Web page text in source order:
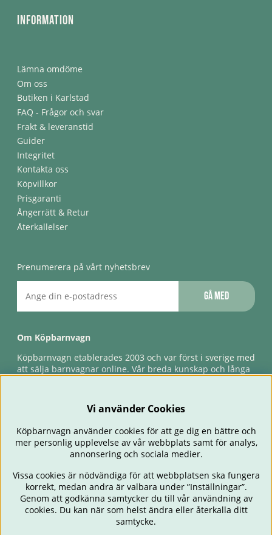
Information
Lämna omdöme
Om oss
Butiken i Karlstad
FAQ - Frågor och svar
Frakt & leveranstid
Guider
Integritet
Kontakta oss
Köpvillkor
Prisgaranti
Ångerrätt & Retur
Återkallelser
Prenumerera på vårt nyhetsbrev
Gå med
Om Köpbarnvagn
Köpbarnvagn etablerades 2003 och var först i sverige med
att sälja barnvagnar online. Vår breda kunskap och långa
förlossningsgaranti & förlängd ångerrätt.
BARNVAGNAR BILSTOLAR BABY ÄTA & MATA
RESA
Vi använder Cookies
Köpbarnvagn använder cookies för att ge dig en bättre och
mer personlig upplevelse av vår webbplats samt för analys,
annonsering och sociala medier.
Vissa cookies är nödvändiga för att webbplatsen ska fungera
korrekt, medan andra är valbara under ”Inställningar”.
Genom att godkänna samtycker du till vår användning av
cookies. Du kan när som helst ändra eller återkalla ditt
samtycke.